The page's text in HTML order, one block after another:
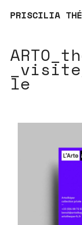
PRISCILIA
le